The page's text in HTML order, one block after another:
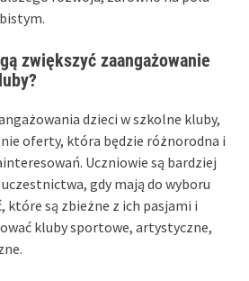
zwiększyć zaangażowanie
dzieci w szkolne kluby,
oferty, która będzie różnorodna i
Uczniowie są bardziej
gdy mają do wyboru
które są zbieżne z ich pasjami i
kluby sportowe, artystyczne,